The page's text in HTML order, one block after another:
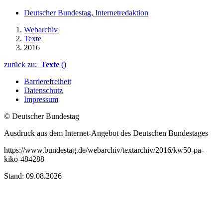
Deutscher Bundestag, Internetredaktion
Webarchiv
Texte
2016
zurück zu: Texte ()
Barrierefreiheit
Datenschutz
Impressum
© Deutscher Bundestag
Ausdruck aus dem Internet-Angebot des Deutschen Bundestages
https://www.bundestag.de/webarchiv/textarchiv/2016/kw50-pa-
kiko-484288
Stand: 09.08.2026